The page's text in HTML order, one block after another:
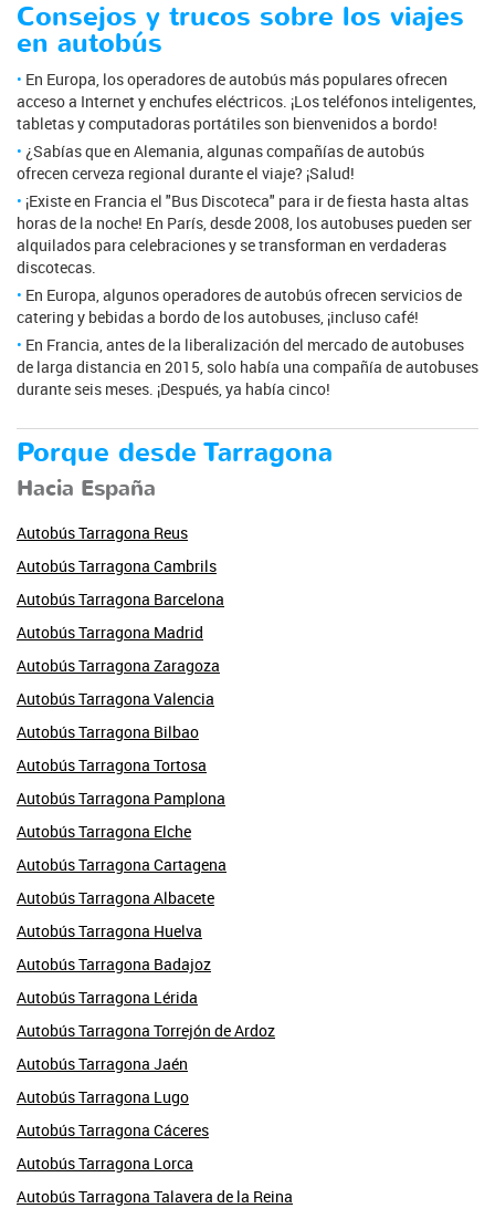
Consejos y trucos sobre los viajes
en autobús
En Europa, los operadores de autobús más populares ofrecen
acceso a Internet y enchufes eléctricos. ¡Los teléfonos inteligentes,
tabletas y computadoras portátiles son bienvenidos a bordo!
¿Sabías que en Alemania, algunas compañías de autobús
ofrecen cerveza regional durante el viaje? ¡Salud!
¡Existe en Francia el "Bus Discoteca" para ir de fiesta hasta altas
horas de la noche! En París, desde 2008, los autobuses pueden ser
alquilados para celebraciones y se transforman en verdaderas
discotecas.
En Europa, algunos operadores de autobús ofrecen servicios de
catering y bebidas a bordo de los autobuses, ¡incluso café!
En Francia, antes de la liberalización del mercado de autobuses
de larga distancia en 2015, solo había una compañía de autobuses
durante seis meses. ¡Después, ya había cinco!
Porque desde Tarragona
Hacia España
Autobús Tarragona Reus
Autobús Tarragona Cambrils
Autobús Tarragona Barcelona
Autobús Tarragona Madrid
Autobús Tarragona Zaragoza
Autobús Tarragona Valencia
Autobús Tarragona Bilbao
Autobús Tarragona Tortosa
Autobús Tarragona Pamplona
Autobús Tarragona Elche
Autobús Tarragona Cartagena
Autobús Tarragona Albacete
Autobús Tarragona Huelva
Autobús Tarragona Badajoz
Autobús Tarragona Lérida
Autobús Tarragona Torrejón de Ardoz
Autobús Tarragona Jaén
Autobús Tarragona Lugo
Autobús Tarragona Cáceres
Autobús Tarragona Lorca
Autobús Tarragona Talavera de la Reina